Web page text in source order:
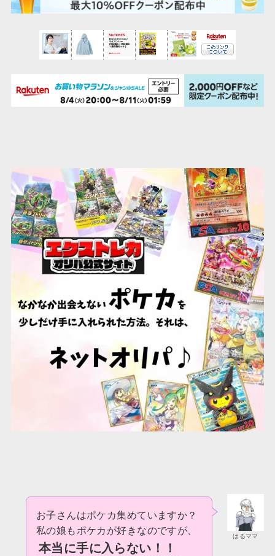
はるママ
お子さんはポケカ集めていますか？
私の娘もポケカが好きなのですが、
本当に手に入らない！！